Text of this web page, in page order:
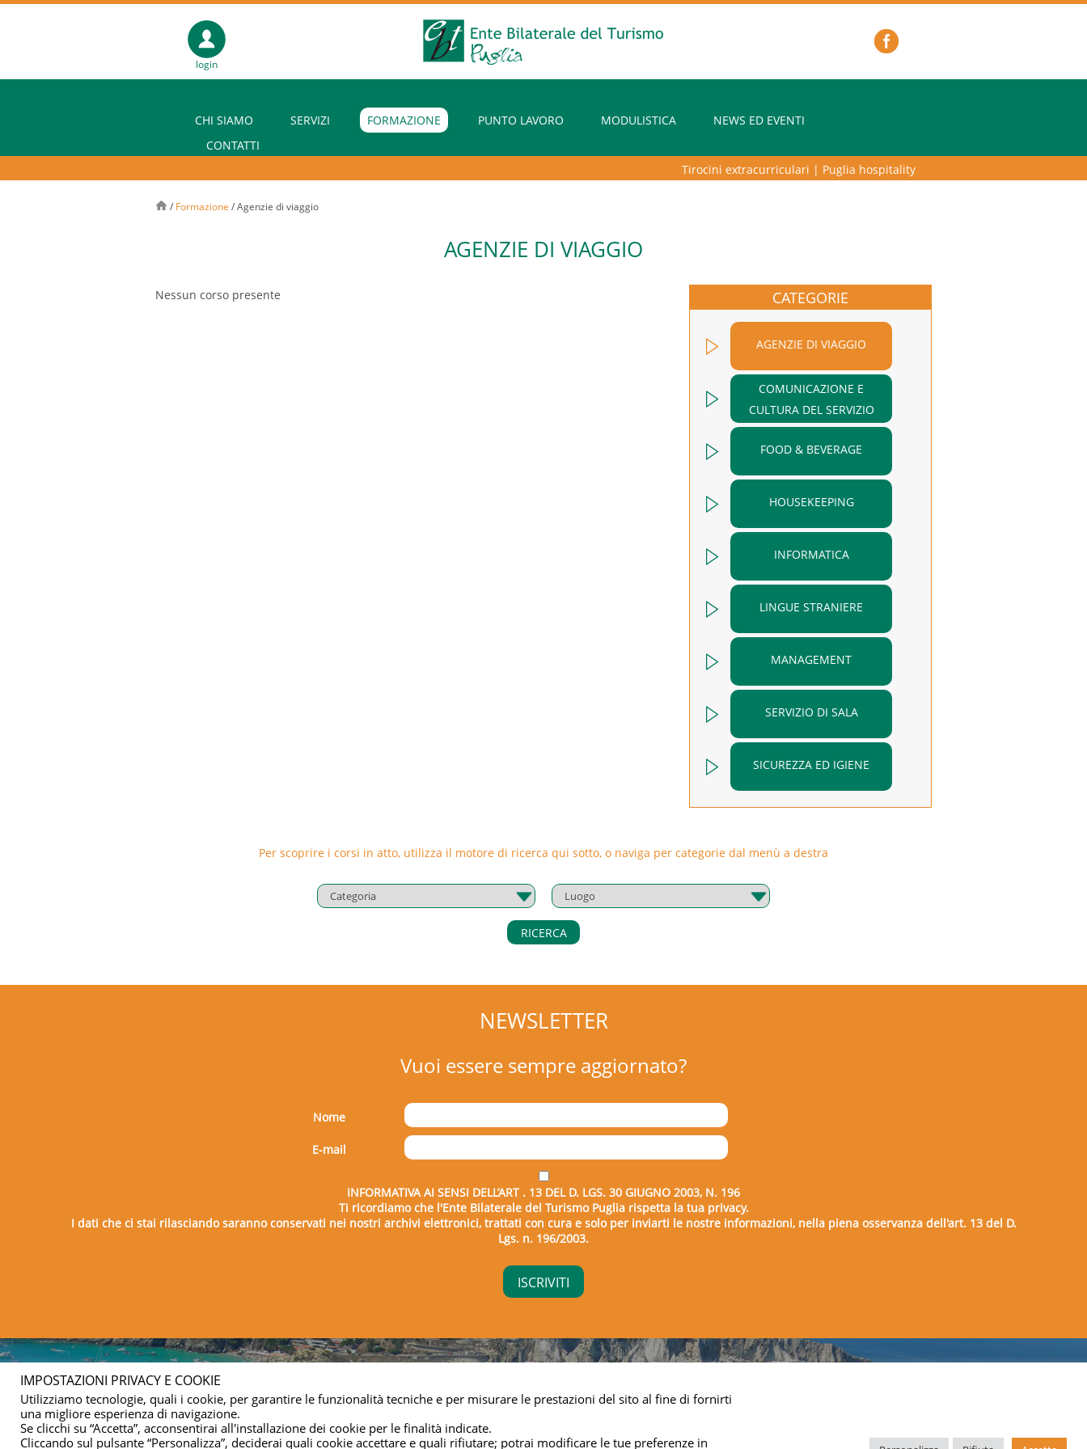
login
CHI SIAMO SERVIZI FORMAZIONE PUNTO LAVORO MODULISTICA
NEWS ED EVENTI
CONTATTI
Tirocini extracurriculari|Puglia hospitality lab – programma di alta
/ Formazione /Agenzie di viaggio
AGENZIE DI VIAGGIO
Nessun corso presente CATEGORIE
AGENZIE DI VIAGGIO
COMUNICAZIONE E
CULTURA DEL SERVIZIO
FOOD & BEVERAGE
HOUSEKEEPING
INFORMATICA
LINGUE STRANIERE
MANAGEMENT
SERVIZIO DI SALA
SICUREZZA ED IGIENE
Per scoprire i corsi in atto, utilizza il motore di ricerca qui sotto, o naviga per categorie dal menù a destra
RICERCA
NEWSLETTER
Vuoi essere sempre aggiornato?
Nome
E-mail
INFORMATIVA AI SENSI DELL’ART . 13 DEL D. LGS. 30 GIUGNO 2003, N. 196
Ti ricordiamo che l'Ente Bilaterale del Turismo Puglia rispetta la tua privacy.
I dati che ci stai rilasciando saranno conservati nei nostri archivi elettronici, trattati con cura e solo per inviarti le nostre informazioni, nella piena osservanza dell'art. 13 del D.
Lgs. n. 196/2003.
Privacy & cookie
IMPOSTAZIONI PRIVACY E COOKIE
Utilizziamo tecnologie, quali i cookie, per garantire le funzionalità tecniche e per misurare le prestazioni del sito al fine di fornirti
una migliore esperienza di navigazione.
Se clicchi su “Accetta”, acconsentirai all'installazione dei cookie per le finalità indicate.
Cliccando sul pulsante “Personalizza”, deciderai quali cookie accettare e quali rifiutare; potrai modificare le tue preferenze in